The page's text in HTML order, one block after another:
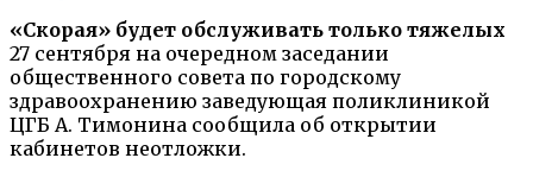
«Скорая» будет обслуживать только тяжелых
27 сентября на очередном заседании
общественного совета по городскому
здравоохранению заведующая поликлиникой
ЦГБ А. Тимонина сообщила об открытии
кабинетов неотложки.